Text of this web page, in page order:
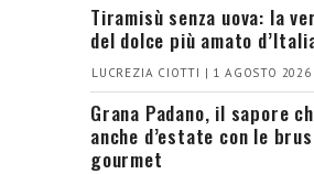
Tiramisù senza uova: la
del dolce più amato
LUCREZIA CIOTTI | 1 AGOSTO 2026
Grana Padano, il sapore
anche d’estate con le
gourmet